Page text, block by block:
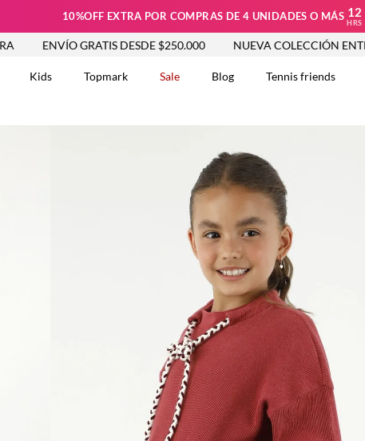
10%OFF EXTRA POR COMPRAS DE 4 UNIDADES O MÁS 12
HRS
ENVÍO GRATIS DESDE $250.000 NUEVA COLECCIÓN ENTRA YA
Kids Topmark Sale Blog Tennis friends